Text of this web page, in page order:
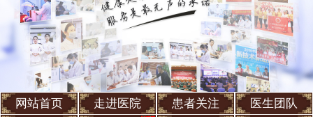
网站首页 走进医院 患者关注
医生团队